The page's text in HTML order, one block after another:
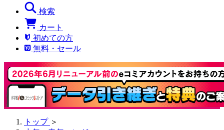
検索
カート
初めての方
無料・セール
トップ ＞